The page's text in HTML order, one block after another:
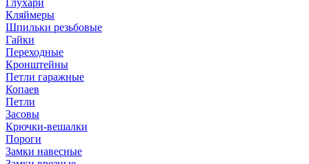
Глухари
Кляймеры
Шпильки резьбовые
Гайки
Переходные
Кронштейны
Петли гаражные
Копаев
Петли
Засовы
Крючки-вешалки
Пороги
Замки навесные